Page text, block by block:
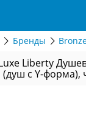
Бренды
Liberty
(душ с Y-